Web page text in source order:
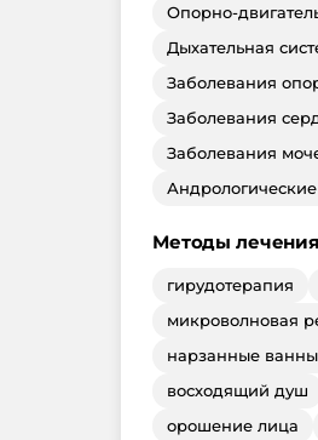
Опорно-
Дыхательная
Заболевания
Заболевания
Заболевания
Методы лечения
гирудотерапия
микроволновая
нарзанные ванны
восходящий душ
орошение лица